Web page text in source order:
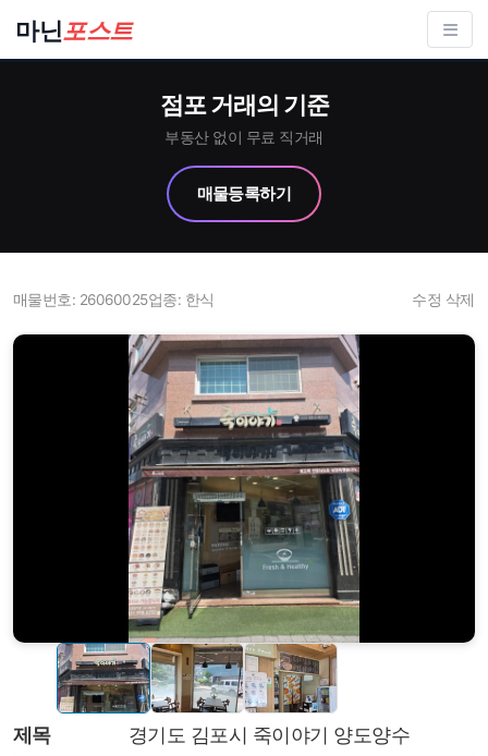
마닌포스트
점포 거래의 기준
부동산 없이 무료 직거래
매물등록하기
매물번호: 26060025업종: 한식 수정 삭제
제목 경기도 김포시 죽이야기 양도양수